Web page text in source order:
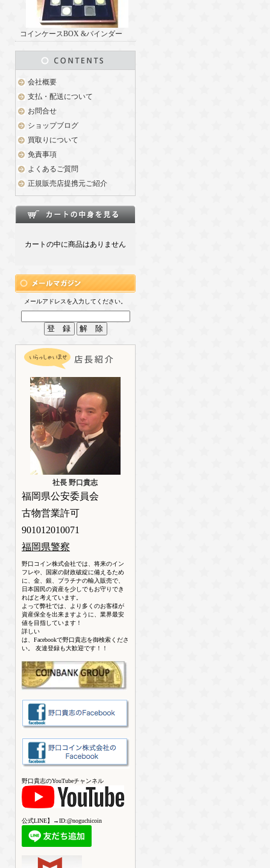
コインケースBOX &バインダー
会社概要
支払・配送について
お問合せ
ショップブログ
買取りについて
免責事項
よくあるご質問
正規販売店提携元ご紹介
カートの中に商品はありません
メールアドレスを入力してください。
社長 野口貴志
福岡県公安委員会
古物営業許可
901012010071
福岡県警察
野口コイン株式会社では、将来のイン
フレや、国家の財政破綻に備えるため
に、金、銀、プラチナの輸入販売で、
日本国民の資産を少しでもお守りでき
ればと考えています。
よって弊社では、より多くのお客様が
資産保全を出来ますように、業界最安
値を目指しています！
詳しい
は、Facebookで野口貴志を御検索くださ
い。 友達登録も大歓迎です！！
野口貴志のYouTubeチャンネル
公式LINE】→ID:@noguchicoin